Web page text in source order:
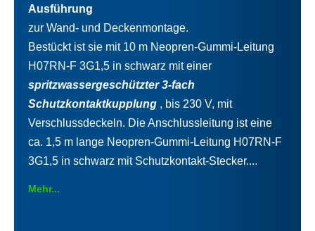
Ausführung
zur Wand- und Deckenmontage.
Bestückt ist sie mit 10 m Neopren-Gummi-Leitung
H07RN-F 3G1,5 in schwarz mit einer
spritzwassergeschützter 3-fach
Schutzkontaktkupplung , bis 230 V, mit
Verschlussdeckeln. Die Anschlussleitung ist eine
ca. 1,5 m lange Neopren-Gummi-Leitung H07RN-F
3G1,5 in schwarz mit Schutzkontakt-Stecker....
Mehr...